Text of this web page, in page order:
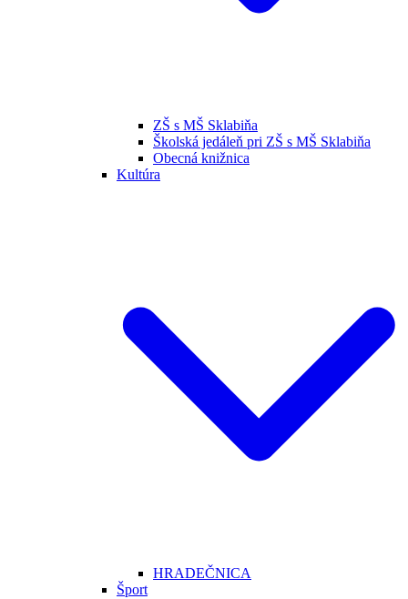
ZŠ s MŠ Sklabiňa
Školská jedáleň pri ZŠ s MŠ Sklabiňa
Obecná knižnica
Kultúra
HRADEČNICA
Šport